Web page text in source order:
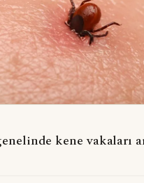
kene vakaları